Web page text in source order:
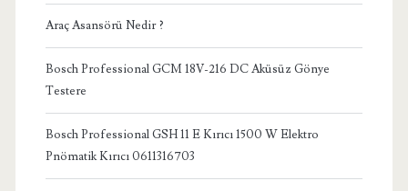
Araç Asansörü Nedir ?
Bosch Professional GCM 18V-216 DC Aküsüz Gönye
Testere
Bosch Professional GSH 11 E Kırıcı 1500 W Elektro
Pnömatik Kırıcı 0611316703